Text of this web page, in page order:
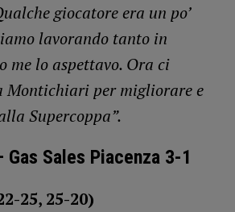
giocatore era un po’
lavorando tanto in
me lo aspettavo. Ora ci
Montichiari per migliorare e
Supercoppa”.
Sales Piacenza 3-1
25, 25-20)